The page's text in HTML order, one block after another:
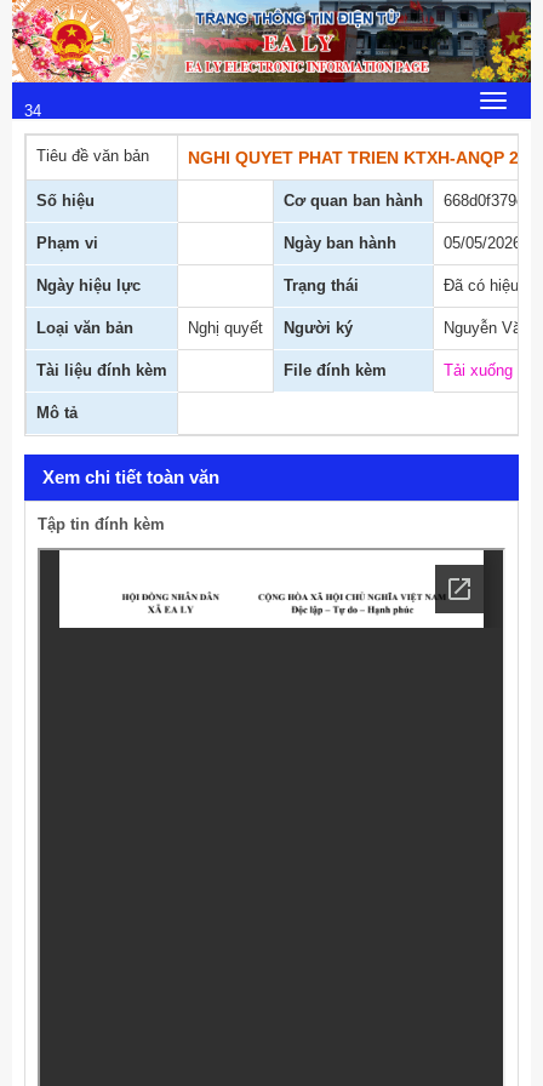
Thứ 5, 6/8/2026
10
:
34
04
Toggle
Tiêu đề văn bản
NGHI QUYET PHAT TRIEN KTXH-ANQP
Số hiệu Cơ quan ban hành
Phạm vi Ngày ban hành 05/05/2026
Ngày hiệu lực Trạng thái Đã có hiệu
Loại văn bản Nghị quyết Người ký Nguyễn Văn
Tài liệu đính kèm File đính kèm Tải xuống
Mô tả
Xem chi tiết toàn văn
Tập tin đính kèm